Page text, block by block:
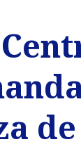
de